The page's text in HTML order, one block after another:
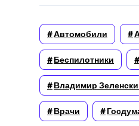
Автомобили
Беспилотники
Владимир
Врачи